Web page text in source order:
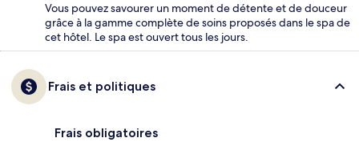
Vous pouvez savourer un moment de détente et de douceur
grâce à la gamme complète de soins proposés dans le spa de
cet hôtel. Le spa est ouvert tous les jours.
Frais et politiques
Frais obligatoires